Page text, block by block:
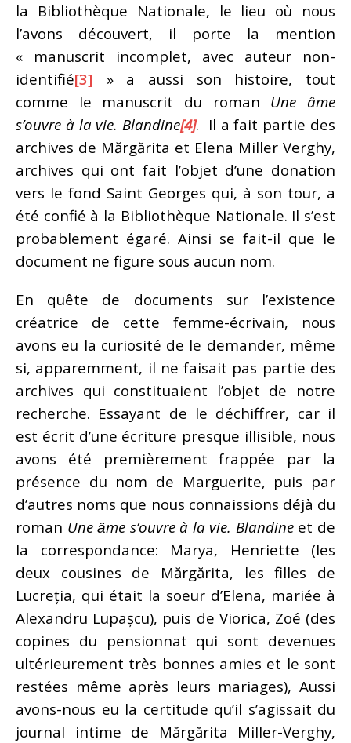
la Bibliothèque Nationale, le lieu où nous
l’avons découvert, il porte la mention
« manuscrit incomplet, avec auteur non-
identifié[3] » a aussi son histoire, tout
comme le manuscrit du roman Une âme
s’ouvre à la vie. Blandine[4]. Il a fait partie des
archives de Mărgărita et Elena Miller Verghy,
archives qui ont fait l’objet d’une donation
vers le fond Saint Georges qui, à son tour, a
été confié à la Bibliothèque Nationale. Il s’est
probablement égaré. Ainsi se fait-il que le
document ne figure sous aucun nom.
En quête de documents sur l’existence
créatrice de cette femme-écrivain, nous
avons eu la curiosité de le demander, même
si, apparemment, il ne faisait pas partie des
archives qui constituaient l’objet de notre
recherche. Essayant de le déchiffrer, car il
est écrit d’une écriture presque illisible, nous
avons été premièrement frappée par la
présence du nom de Marguerite, puis par
d’autres noms que nous connaissions déjà du
roman Uneȃme s’ouvre à la vie. Blandineet de
la correspondance: Marya, Henriette (les
deux cousines de Mărgărita, les filles de
Lucreția, qui était la soeur d’Elena, mariée à
Alexandru Lupașcu), puis de Viorica, Zoé (des
copines du pensionnat qui sont devenues
ultérieurement très bonnes amies et le sont
restées même après leurs mariages), Aussi
avons-nous eu la certitude qu’il s’agissait du
journal intime de Mărgărita Miller-Verghy,